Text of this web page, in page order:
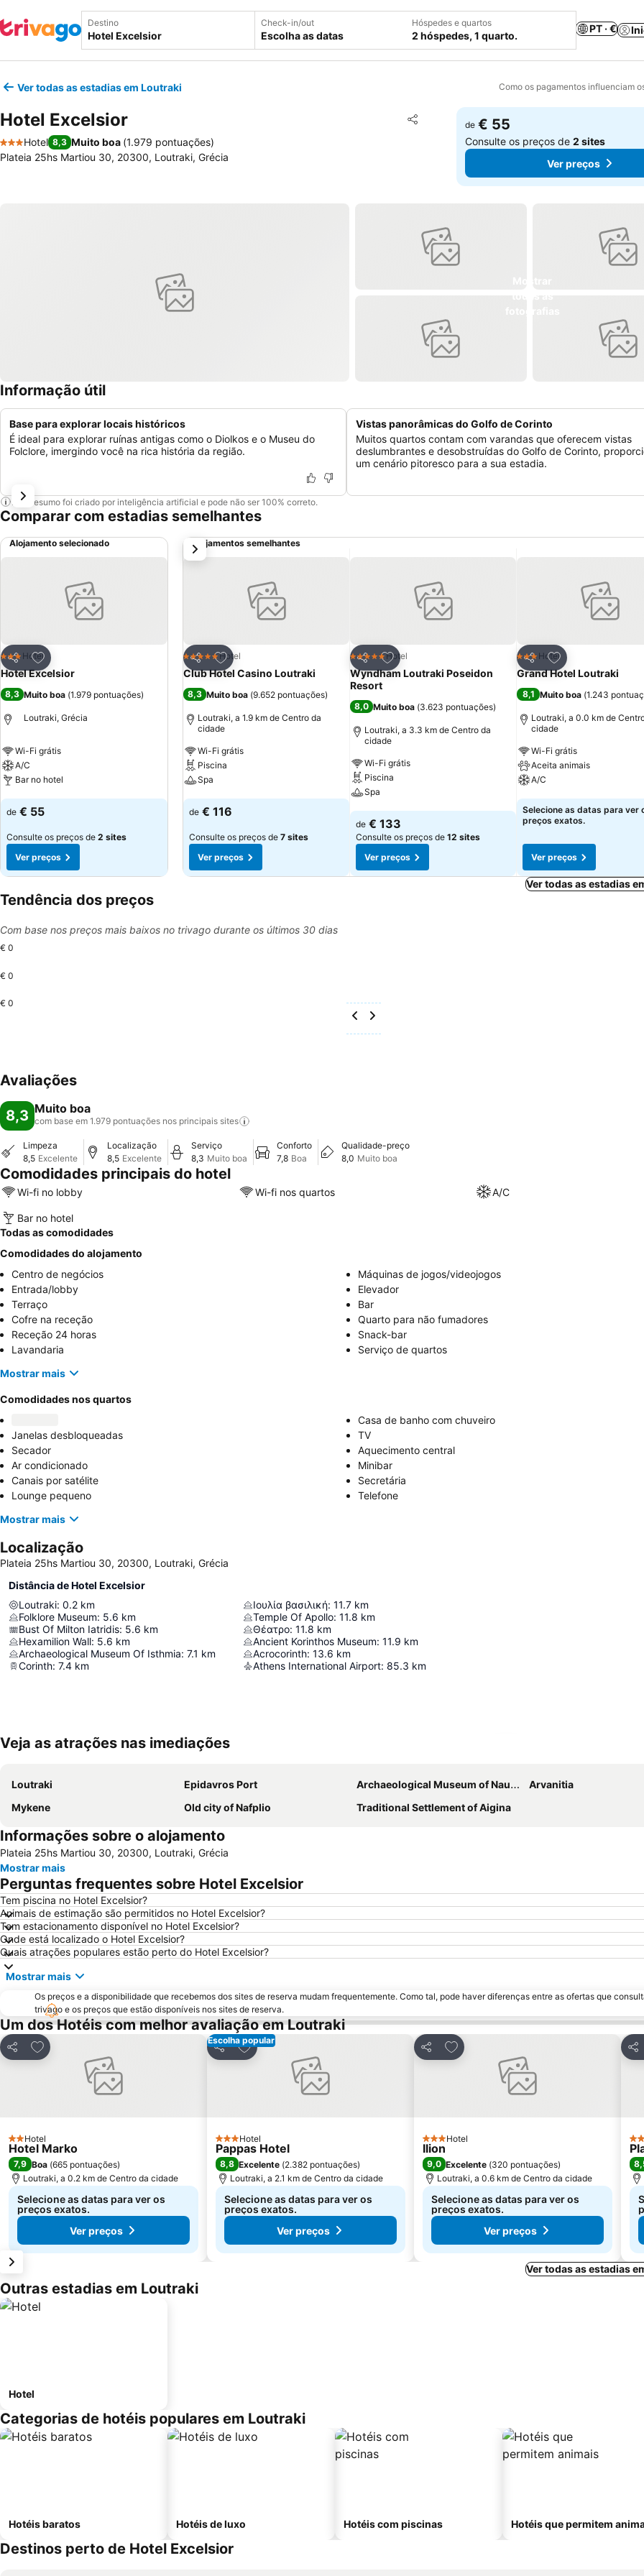
Destino Check-in/out
Escolha as datas
Hóspedes e quartos
2 hóspedes, 1 quarto.
PT · €
Ver todas as estadias em Loutraki Como os pagamentos influenciam
Hotel Excelsior Partilhar
Adicionar aos favoritos
3 Estrelas
Hotel 8,3 Muito boa (1.979 pontuações)
Plateia 25hs Martiou 30, 20300, Loutraki, Grécia
de € 55
Consulte os preços de2 sites
Ver preços
Informação útil
Base para explorar locais históricos
É ideal para explorar ruínas antigas como o Diolkos e o Museu do
Folclore, imergindo você na rica história da região.
Vistas panorâmicas do Golfo de Corinto
Muitos quartos contam com varandas que oferecem vistas
deslumbrantes e desobstruídas do Golfo de Corinto,
um cenário pitoresco para a sua estadia.
Este resumo foi criado por inteligência artificial e pode não ser 100% correto.
Comparar com estadias semelhantes
Alojamento selecionado
Partilhar
Adicionar aos favoritos
3 Estrelas
Hotel
Hotel Excelsior
8,3 Muito boa (1.979 pontuações)
Loutraki, Grécia
Wi-Fi grátis
A/C
Bar no hotel
Ver preços
de € 55
Consulte os preços de 2 sites
Ver preços
Alojamentos semelhantes
Partilhar
Adicionar aos favoritos
5 EstrelasHotel
Club Hotel Casino Loutraki
8,3 Muito boa (9.652 pontuações)
Loutraki, a 1.9 km de Centro da
cidade
Wi-Fi grátis
Piscina
Spa
Ver preços
de € 116
Consulte os preços de 7 sites
Ver preços
Partilhar
Adicionar aos favoritos
5 EstrelasHotel
Wyndham Loutraki Poseidon
Resort
8,0 Muito boa (3.623 pontuações)
Loutraki, a 3.3 km de Centro da
cidade
Wi-Fi grátis
Piscina
Spa
Ver preços
de € 133
Consulte os preços de 12 sites
Ver preços
Partilhar
Adicionar aos
3 Estrelas
Hotel
Grand Hotel Loutraki
8,1 Muito boa (1.243
Loutraki, a 0.0 km de
cidade
Wi-Fi grátis
Aceita animais
A/C
Ver preços
Selecione as datas para ver
preços exatos.
Ver preços
próximo
Ver todas as estadias
Tendência dos preços
Com base nos preços mais baixos no trivago durante os últimos 30 dias
€ 0
€ 0
€ 0
Avaliações
8,3 Muito boa
com base em 1.979 pontuações nos principais sites
Limpeza
8,5 Excelente
Localização
8,5 Excelente
Serviço
8,3 Muito boa
Conforto
7,8 Boa
Qualidade-preço
8,0 Muito boa
Comodidades principais do hotel
Wi-fi no lobby Wi-fi nos quartos A/C
Bar no hotel
Todas as comodidades
Comodidades do alojamento
Centro de negócios
Máquinas de jogos/videojogos
Entrada/lobby
Elevador
Terraço
Bar
Cofre na receção
Quarto para não fumadores
Receção 24 horas
Snack-bar
Lavandaria
Serviço de quartos
Mostrar mais
Comodidades nos quartos
Casa de banho com chuveiro
Janelas desbloqueadas
TV
Secador
Aquecimento central
Ar condicionado
Minibar
Canais por satélite
Secretária
Lounge pequeno
Telefone
Mostrar mais
Localização
Plateia 25hs Martiou 30, 20300, Loutraki, Grécia
Distância de Hotel Excelsior
Loutraki: 0.2 km
Folklore Museum: 5.6 km
Bust Of Milton Iatridis: 5.6 km
Hexamilion Wall: 5.6 km
Archaeological Museum Of Isthmia: 7.1 km
Corinth: 7.4 km
Ιουλία βασιλική: 11.7 km
Temple Of Apollo: 11.8 km
Θέατρο: 11.8 km
Ancient Korinthos Museum: 11.9 km
Acrocorinth: 13.6 km
Athens International Airport: 85.3 km
Veja as atrações nas imediações
Loutraki Epidavros Port Archaeological Museum of Nauplion
Arvanitia
Mykene
Old city of Nafplio Traditional Settlement of Aigina
Informações sobre o alojamento
Plateia 25hs Martiou 30, 20300, Loutraki, Grécia
Mostrar mais
Perguntas frequentes sobre Hotel Excelsior
Tem piscina no Hotel Excelsior?
Animais de estimação são permitidos no Hotel Excelsior?
Tem estacionamento disponível no Hotel Excelsior?
Onde está localizado o Hotel Excelsior?
Quais atrações populares estão perto do Hotel Excelsior?
Mostrar mais
Os preços e a disponibilidade que recebemos dos sites de reserva mudam frequentemente. Como tal, pode haver diferenças entre as ofertas que
trivago e os preços que estão disponíveis nos sites de reserva.
Um dos Hotéis com melhor avaliação em Loutraki
Partilhar
Adicionar aos favoritos
2 Estrelas
Hotel
Hotel Marko
7,9 Boa (665 pontuações)
Loutraki, a 0.2 km de Centro da cidade
Selecione as datas para ver os
preços exatos.
Ver preços
Escolha popular
Partilhar
Adicionar aos favoritos
3 Estrelas
Hotel
Pappas Hotel
8,8 Excelente (2.382 pontuações)
Loutraki, a 2.1 km de Centro da cidade
Selecione as datas para ver os
preços exatos.
Ver preços
Partilhar
Adicionar aos favoritos
3 Estrelas
Hotel
Ilion
9,0 Excelente (320 pontuações)
Loutraki, a 0.6 km de Centro da cidade
Selecione as datas para ver os
preços exatos.
Ver preços
3
Ver todas as estadias
Outras estadias em Loutraki
Hotel
Categorias de hotéis populares em Loutraki
Hotéis baratos Hotéis de luxo Hotéis com piscinas Hotéis que permitem
Destinos perto de Hotel Excelsior